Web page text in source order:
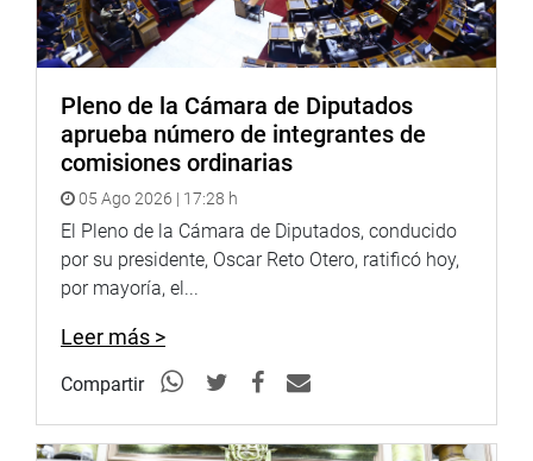
Pleno de la Cámara de Diputados
aprueba número de integrantes de
comisiones ordinarias
05 Ago 2026 | 17:28 h
El Pleno de la Cámara de Diputados, conducido
por su presidente, Oscar Reto Otero, ratificó hoy,
por mayoría, el...
Leer más >
Compartir